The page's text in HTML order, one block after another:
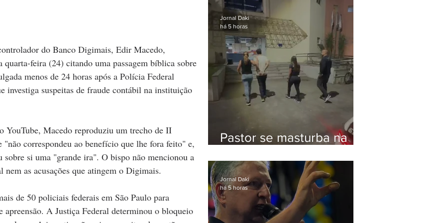
do Banco Digimais, Edir Macedo,
feira (24) citando uma passagem bíblica sobre
menos de 24 horas após a Polícia Federal
investiga suspeitas de fraude contábil na instituição
YouTube, Macedo reproduziu um trecho de II
correspondeu ao benefício que lhe fora feito" e,
si uma "grande ira". O bispo não mencionou a
as acusações que atingem o Digimais.
de 50 policiais federais em São Paulo para
apreensão. A Justiça Federal determinou o bloqueio
Bolsonaro em Botafogo
Pastor se masturba na
preso na Zona Oeste
Jornal Daki
há 5 horas
Jornal Daki
há 5 horas